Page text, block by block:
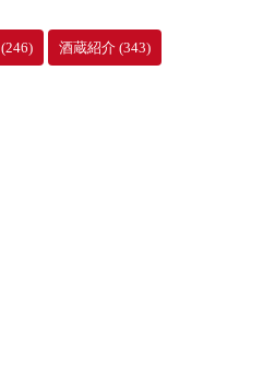
(246) 酒蔵紹介 (343)